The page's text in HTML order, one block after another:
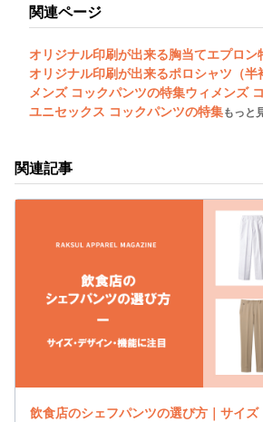
関連ページ
オリジナル印刷が出来る胸当てエプロン
オリジナル印刷が出来るポロシャツ（半
メンズ コックパンツの特集ウィメンズ
ユニセックス コックパンツの特集もっと
関連記事